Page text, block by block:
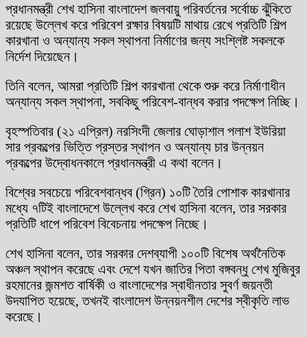
প্রধানমন্ত্রী শেখ হাসিনা বাংলাদেশ জলবায়ু পরিবর্তনের সর্বোচ্চ ঝুঁকিতে
রয়েছে উল্লেখ করে পরিবেশ রক্ষার বিষয়টি মাথায় রেখে প্রতিটি শিল্প
কারখানা ও অন্যান্য সকল স্থাপনা নির্মাণের জন্য সংশ্লিষ্ট সকলকে
নির্দেশ দিয়েছেন।
তিনি বলেন, আমরা প্রতিটি শিল্প কারখানা থেকে শুরু করে নির্মাণাধীন
অন্যান্য সকল স্থাপনা, সবকিছু পরিবেশ-বান্ধব করার পদক্ষেপ নিচ্ছি।
বৃহস্পতিবার (২১ এপ্রিল) নরসিংদী জেলার ঘোড়াশাল পলাশ ইউরিয়া
সার প্রকল্পের ভিত্তি প্রস্তর স্থাপন ও অন্যান্য চার উন্নয়ন
প্রকল্পের উদ্বোধনকালে প্রধানমন্ত্রী এ কথা বলেন।
বিশ্বের সবচেয়ে পরিবেশবান্ধব (গ্রিন) ১০টি তৈরি পোশাক কারখানার
মধ্যে ৭টিই বাংলাদেশে উল্লেখ করে শেখ হাসিনা বলেন, তার সরকার
প্রতিটি ধাপে পরিবেশ বিবেচনায় পদক্ষেপ নিচ্ছে।
শেখ হাসিনা বলেন, তার সরকার দেশব্যাপী ১০০টি বিশেষ অর্থনৈতিক
অঞ্চল স্থাপন করেছে এবং দেশে যখন জাতির পিতা বঙ্গবন্ধু শেখ মুজিবুর
রহমানের জন্মশত বার্ষিকী ও বাংলাদেশের স্বাধীনতার সুবর্ণ জয়ন্তী
উদযাপিত হয়েছে, তখনই বাংলাদেশ উন্নয়নশীল দেশের স্বীকৃতি লাভ
করেছে।